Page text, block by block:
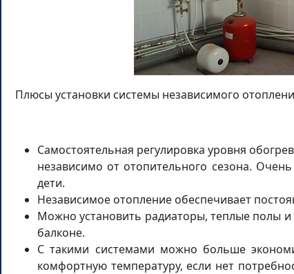
Плюсы установки системы независимого
Самостоятельная регулировка уровня
независимо от отопительного сезона.
дети.
Независимое отопление обеспечивает
Можно установить радиаторы, теплые полы
балконе.
С такими системами можно больше
комфортную температуру, если нет